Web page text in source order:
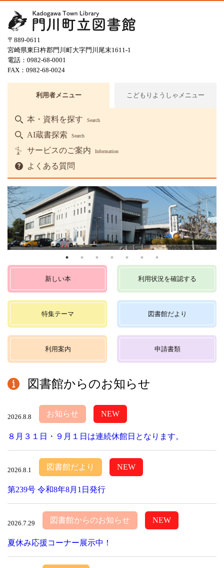
〒889-0611
宮崎県東臼杵郡門川町大字門川尾末1611-1
電話：0982-68-0001
FAX：0982-68-0024
利用者メニュー こどもりようしゃメニュー
本・資料を探す Search
AI蔵書探索 Search
サービスのご案内 Information
よくある質問
新しい本 利用状況を確認する
特集テーマ 図書館だより
利用案内 申請書類
図書館からのお知らせ
2026.8.8 お知らせ NEW
８月３１日・９月１日は連続休館日となります。
2026.8.1 図書館だより NEW
第239号 令和8年8月1日発行
2026.7.29 図書館からのお知らせ NEW
夏休み応援コーナー展示中！